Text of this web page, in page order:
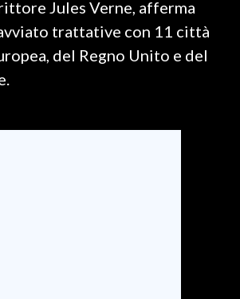
Jules Verne, afferma
trattative con 11 città
del Regno Unito e del